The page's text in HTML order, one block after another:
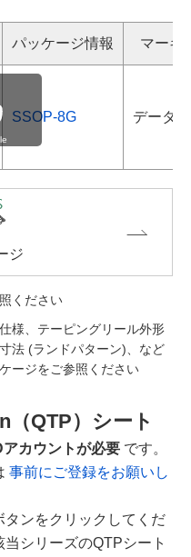
パッケージ情報 マーキ
SSOP-8G データ
ジ
ください
様、テーピングリール外形
法 (ランドパターン)、など
ージをご参照ください
QTP）シート
カウントが必要 です。
事前にご登録をお願いし
ンをクリックしてくだ
シリーズのQTPシート